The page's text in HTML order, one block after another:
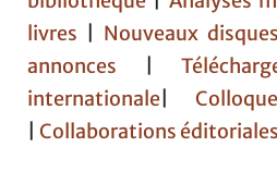
livres
Nouveaux
annonces
internationale
Collaborations éditoriales